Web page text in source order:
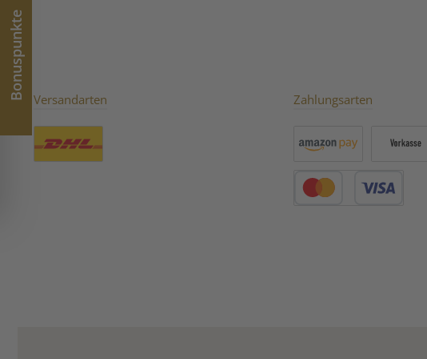
Versandarten Zahlungsarten
Bonuspunkte